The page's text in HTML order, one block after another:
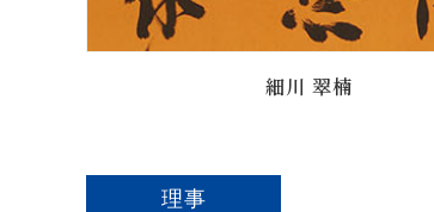
細川 翠楠
理事